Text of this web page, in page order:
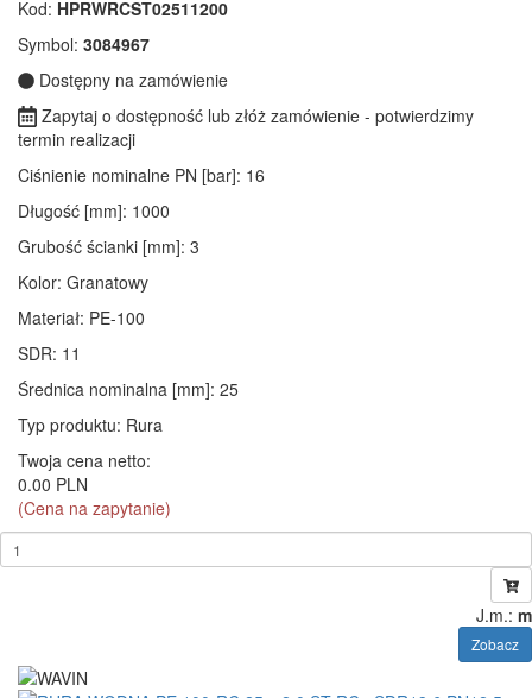
Kod: HPRWRCST02511200
Symbol: 3084967
Dostępny na zamówienie
Zapytaj o dostępność lub złóż zamówienie - potwierdzimy
termin realizacji
Ciśnienie nominalne PN [bar]: 16
Długość [mm]: 1000
Grubość ścianki [mm]: 3
Kolor: Granatowy
Materiał: PE-100
SDR: 11
Średnica nominalna [mm]: 25
Typ produktu: Rura
Twoja cena netto:
0.00 PLN
(Cena na zapytanie)
J.m.: m
Zobacz